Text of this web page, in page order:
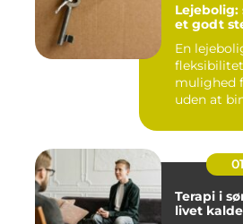
et godt
En
mulighed
uden at
Terapi i
livet